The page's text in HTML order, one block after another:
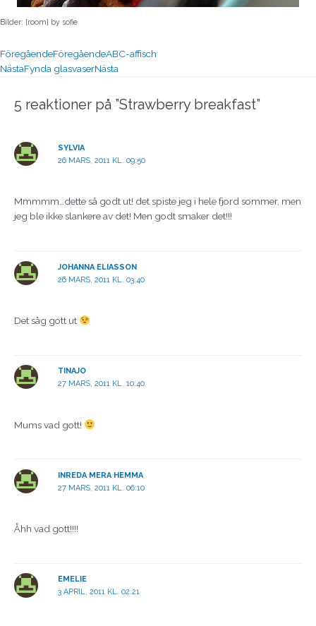
Bilder: [room] by sofie
FöregåendeFöregåendeABC-affisch
NästaFynda glasvaserNästa
5 reaktioner på ”Strawberry breakfast”
SYLVIA
26 MARS, 2011 KL. 09:50
Mmmmm…dette så godt ut! det spiste jeg i hele fjord sommer, men
jeg ble ikke slankere av det! Men godt smaker det!!!
JOHANNA ELIASSON
26 MARS, 2011 KL. 03:40
Det såg gott ut
TINAJO
27 MARS, 2011 KL. 10:40
Mums vad gott!
INREDA MERA HEMMA
27 MARS, 2011 KL. 06:10
Åhh vad gott!!!!
EMELIE
3 APRIL, 2011 KL. 02:21